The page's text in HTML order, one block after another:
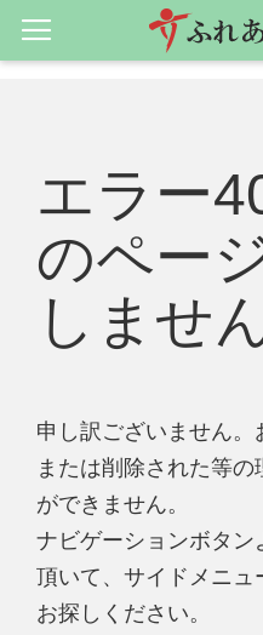
エラー
のペー
しませ
申し訳ございません
または削除された等
ができません。
ナビゲーションボタン
頂いて、サイドメニュ
お探しください。